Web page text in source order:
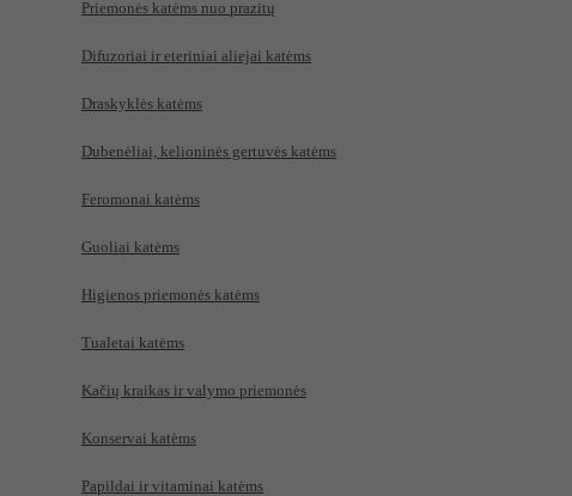
Priemonės katėms nuo prazitų
Difuzoriai ir eteriniai aliejai katėms
Draskyklės katėms
Dubenėliai, kelioninės gertuvės katėms
Feromonai katėms
Guoliai katėms
Higienos priemonės katėms
Tualetai katėms
Kačių kraikas ir valymo priemonės
Konservai katėms
Papildai ir vitaminai katėms